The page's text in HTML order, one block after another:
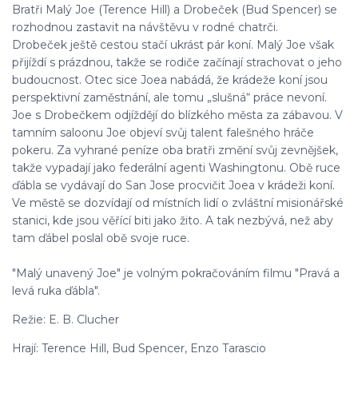
Bratři Malý Joe (Terence Hill) a Drobeček (Bud Spencer) se
rozhodnou zastavit na návštěvu v rodné chatrči.
Drobeček ještě cestou stačí ukrást pár koní. Malý Joe však
přijíždí s prázdnou, takže se rodiče začínají strachovat o jeho
budoucnost. Otec sice Joea nabádá, že krádeže koní jsou
perspektivní zaměstnání, ale tomu „slušná“ práce nevoní.
Joe s Drobečkem odjíždějí do blízkého města za zábavou. V
tamním saloonu Joe objeví svůj talent falešného hráče
pokeru. Za vyhrané peníze oba bratři změní svůj zevnějšek,
takže vypadají jako federální agenti Washingtonu. Obě ruce
ďábla se vydávají do San Jose procvičit Joea v krádeži koní.
Ve městě se dozvídají od místních lidí o zvláštní misionářské
stanici, kde jsou věřící biti jako žito. A tak nezbývá, než aby
tam ďábel poslal obě svoje ruce.
"Malý unavený Joe" je volným pokračováním filmu "Pravá a
levá ruka ďábla".
Režie: E. B. Clucher
Hrají: Terence Hill, Bud Spencer, Enzo Tarascio